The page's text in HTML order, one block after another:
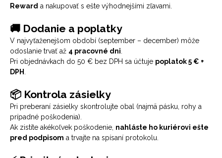
Reward a nakupovať s ešte výhodnejšími zľavami.
🚚 Dodanie a poplatky
V najvyťaženejšom období (september – december) môže
odoslanie trvať až 4 pracovné dni
Pri objednávkach do 50 € bez DPH sa účtuje poplatok 5 € +
DPH
📦 Kontrola zásielky
Pri preberaní zásielky skontrolujte obal (najmä pásku, rohy a
prípadné poškodenia).
Ak zistíte akékoľvek poškodenie, nahláste ho kuriérovi ešte
pred podpisom a trvajte na spísaní protokolu.